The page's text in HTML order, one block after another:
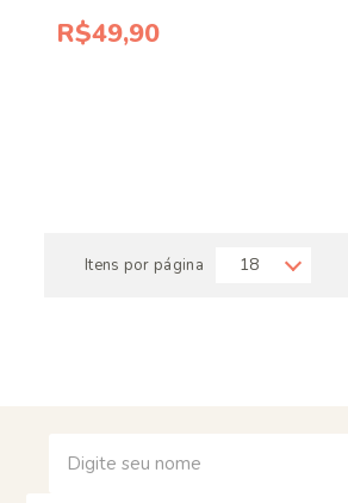
R$49,90
Itens por página